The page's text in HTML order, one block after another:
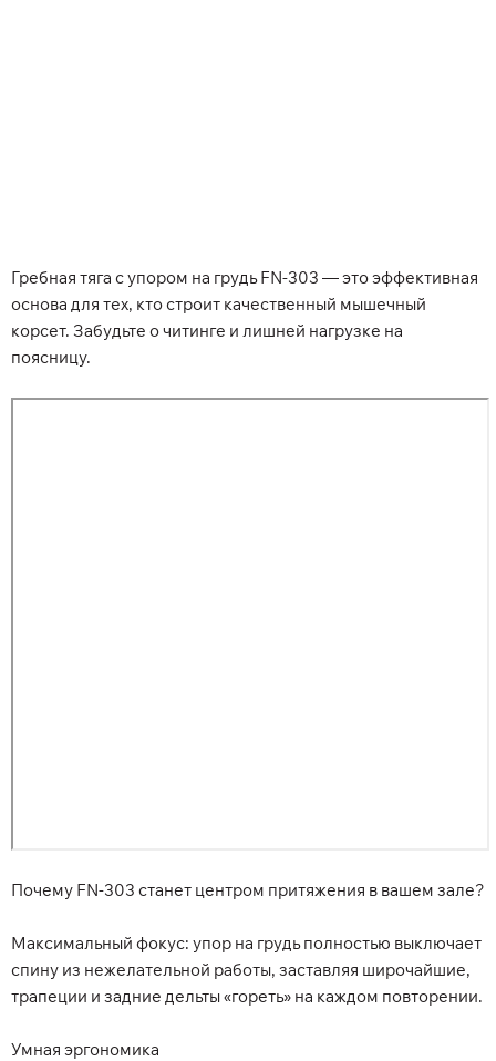
Гребная тяга с упором на грудь FN-303 — это эффективная
основа для тех, кто строит качественный мышечный
корсет. Забудьте о читинге и лишней нагрузке на
поясницу.
Почему FN-303 станет центром притяжения в вашем зале?
Максимальный фокус: упор на грудь полностью выключает
спину из нежелательной работы, заставляя широчайшие,
трапеции и задние дельты «гореть» на каждом повторении.
Умная эргономика